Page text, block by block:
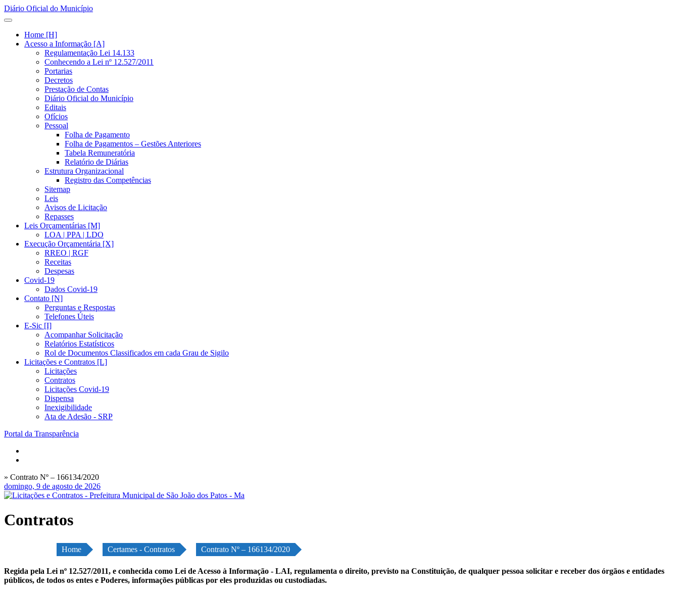
Diário Oficial do Município
Home [H]
Acesso a Informação [A]
Regulamentação Lei 14.133
Conhecendo a Lei nº 12.527/2011
Portarias
Decretos
Prestação de Contas
Diário Oficial do Município
Editais
Ofícios
Pessoal
Folha de Pagamento
Folha de Pagamentos – Gestões Anteriores
Tabela Remuneratória
Relatório de Diárias
Estrutura Organizacional
Registro das Competências
Sitemap
Leis
Avisos de Licitação
Repasses
Leis Orçamentárias [M]
LOA | PPA | LDO
Execução Orçamentária [X]
RREO | RGF
Receitas
Despesas
Covid-19
Dados Covid-19
Contato [N]
Perguntas e Respostas
Telefones Úteis
E-Sic [I]
Acompanhar Solicitação
Relatórios Estatísticos
Rol de Documentos Classificados em cada Grau de Sigilo
Licitações e Contratos [L]
Licitações
Contratos
Licitações Covid-19
Dispensa
Inexigibilidade
Ata de Adesão - SRP
Portal da Transparência
» Contrato Nº – 166134/2020
domingo, 9 de agosto de 2026
Contratos
Home Certames - Contratos Contrato Nº – 166134/2020
Regida pela Lei nº 12.527/2011, e conhecida como Lei de Acesso à Informação - LAI, regulamenta o direito, previsto na Constituição, de qualquer pessoa solicitar e receber dos órgãos e entidades
públicos, de todos os entes e Poderes, informações públicas por eles produzidas ou custodiadas.